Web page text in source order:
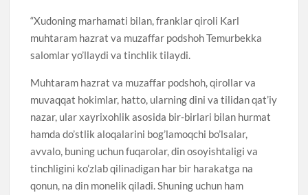
“Xudoning marhamati bilan, franklar qiroli Karl
muhtaram hazrat va muzaffar podshoh Temurbekka
salomlar yo’llaydi va tinchlik tilaydi.
Muhtaram hazrat va muzaffar podshoh, qirollar va
muvaqqat hokimlar, hatto, ularning dini va tilidan qat’iy
nazar, ular xayrixohlik asosida bir-birlari bilan hurmat
hamda do’stlik aloqalarini bog’lamoqchi bo’lsalar,
avvalo, buning uchun fuqarolar, din osoyishtaligi va
tinchligini ko’zlab qilinadigan har bir harakatga na
qonun, na din monelik qiladi. Shuning uchun ham